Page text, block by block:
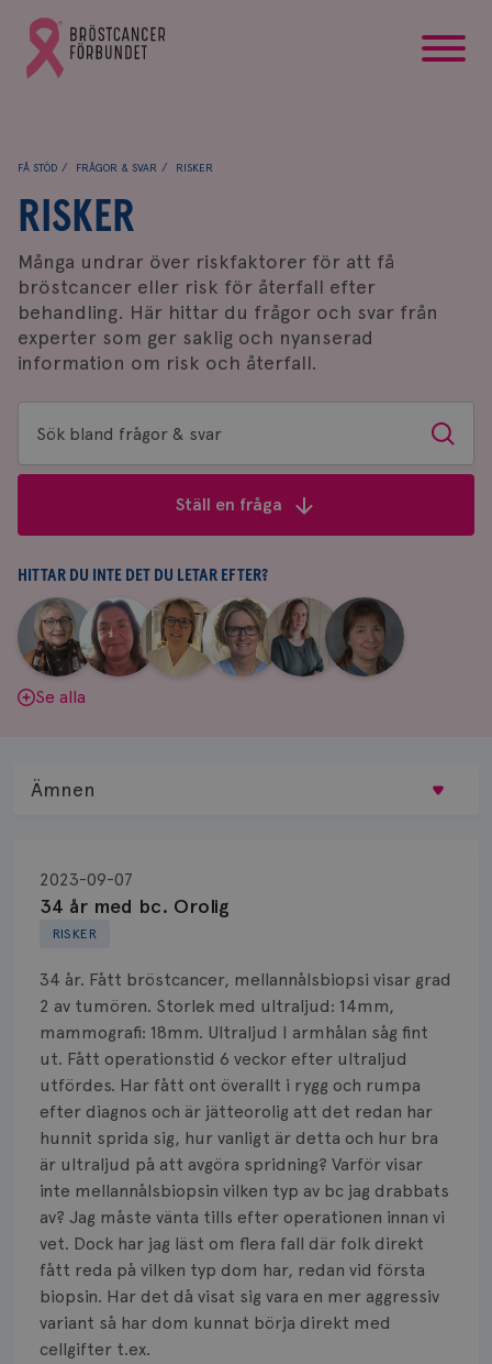
Gå
till
Bröstcancerförbundets
FÅ STÖD FRÅGOR & SVAR RISKER
RISKER
Många undrar över riskfaktorer för att få
bröstcancer eller risk för återfall efter
behandling. Här hittar du frågor och svar från
experter som ger saklig och nyanserad
information om risk och återfall.
Sök
bland
&
svar
Sök
Ställ en fråga
HITTAR DU INTE DET DU LETAR EFTER?
Aina
Johnsson
|
Anne
Andersson
Fredrika
Killander
|
Jeanette
Bäcklund
|
Maria
Edegran
|
Yvette
Andersson
Se alla
RISKER
34 år med bc. Orolig
2023-09-07
34 år. Fått bröstcancer, mellannålsbiopsi visar grad
2 av tumören. Storlek med ultraljud: 14mm,
mammografi: 18mm. Ultraljud I armhålan såg fint
ut. Fått operationstid 6 veckor efter ultraljud
utfördes. Har fått ont överallt i rygg och rumpa
efter diagnos och är jätteorolig att det redan har
hunnit sprida sig, hur vanligt är detta och hur bra
är ultraljud på att avgöra spridning? Varför visar
inte mellannålsbiopsin vilken typ av bc jag drabbats
av? Jag måste vänta tills efter operationen innan vi
vet. Dock har jag läst om flera fall där folk direkt
fått reda på vilken typ dom har, redan vid första
biopsin. Har det då visat sig vara en mer aggressiv
variant så har dom kunnat börja direkt med
cellgifter t.ex.
Ämnen
Biopsi
Biverkningar
Bröstvårta
Knöl
Läkemedel
Typ av bröstcancer
Smärta
Prognos
Risker
Spridd bröstcancer